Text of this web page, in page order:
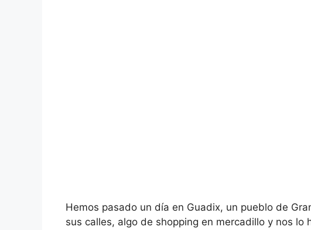
Hemos pasado un día en Guadix, un pueblo de
sus calles, algo de shopping en mercadillo y nos